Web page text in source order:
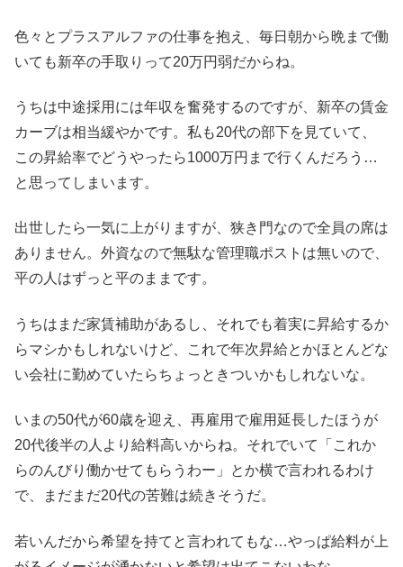
色々とプラスアルファの仕事を抱え、毎日朝から晩まで働
いても新卒の手取りって20万円弱だからね。
うちは中途採用には年収を奮発するのですが、新卒の賃金
カーブは相当緩やかです。私も20代の部下を見ていて、
この昇給率でどうやったら1000万円まで行くんだろう…
と思ってしまいます。
出世したら一気に上がりますが、狭き門なので全員の席は
ありません。外資なので無駄な管理職ポストは無いので、
平の人はずっと平のままです。
うちはまだ家賃補助があるし、それでも着実に昇給するか
らマシかもしれないけど、これで年次昇給とかほとんどな
い会社に勤めていたらちょっときついかもしれないな。
いまの50代が60歳を迎え、再雇用で雇用延長したほうが
20代後半の人より給料高いからね。それでいて「これか
らのんびり働かせてもらうわー」とか横で言われるわけ
で、まだまだ20代の苦難は続きそうだ。
若いんだから希望を持てと言われてもな…やっぱ給料が上